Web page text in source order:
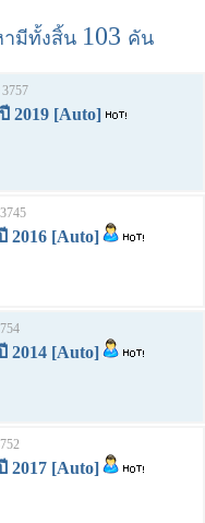
มีทั้งสิ้น 103 คัน
3757
2019 [Auto]
3745
2016 [Auto]
2014 [Auto]
2017 [Auto]